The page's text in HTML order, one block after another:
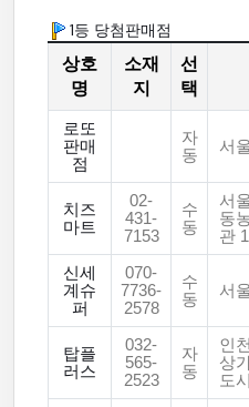
1등 당첨판매점
상호
명
소재
지
선
택
로또
판매
점
자
동
서
치즈
마트
02-
431-
7153
수
동
서
동
관
신세
계슈
퍼
070-
7736-
2578
수
동
서
탑플
러스
032-
565-
2523
자
동
인
상
도